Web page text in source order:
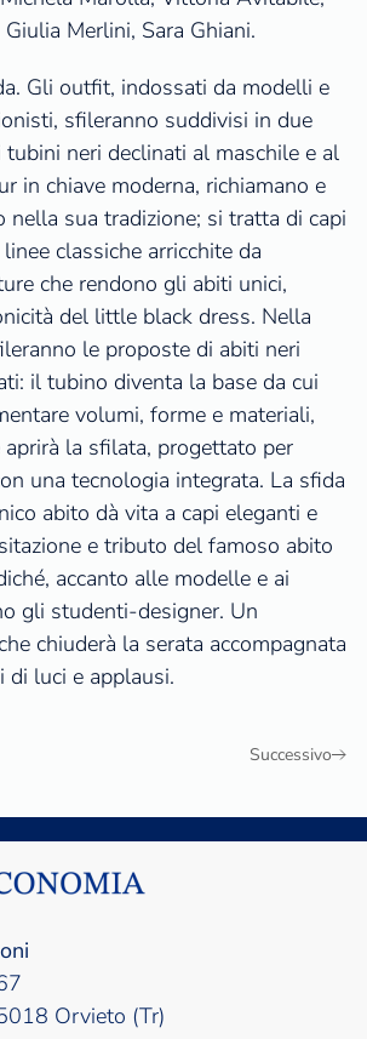
Merlini, Sara Ghiani.
Gli outfit, indossati da modelli e
sfileranno suddivisi in due
neri declinati al maschile e al
in chiave moderna, richiamano e
nella sua tradizione; si tratta di capi
classiche arricchite da
che rendono gli abiti unici,
del little black dress. Nella
le proposte di abiti neri
il tubino diventa la base da cui
volumi, forme e materiali,
aprirà la sfilata, progettato per
una tecnologia integrata. La sfida
abito dà vita a capi eleganti e
e tributo del famoso abito
accanto alle modelle e ai
gli studenti-designer. Un
chiuderà la serata accompagnata
di luci e applausi.
Successivo
Orvieto (Tr)